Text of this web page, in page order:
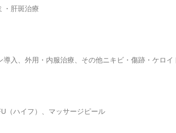
・肝斑治療
入、外用・内服治療、その他ニキビ・傷跡・ケロイ
（ハイフ）、マッサージピール